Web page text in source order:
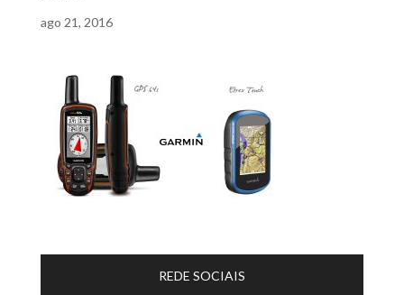
ago 21, 2016
REDE SOCIAIS